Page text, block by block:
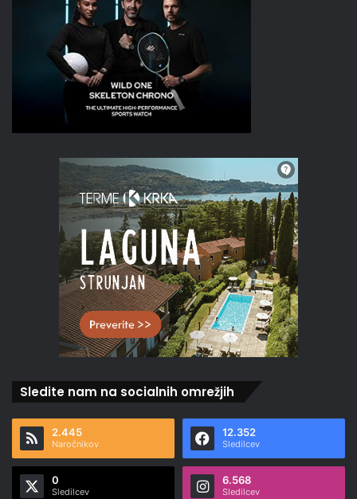
Sledite nam na socialnih omrežjih
2.445
Naročnikov
12.352
Sledilcev
0
Sledilcev
6.568
Sledilcev